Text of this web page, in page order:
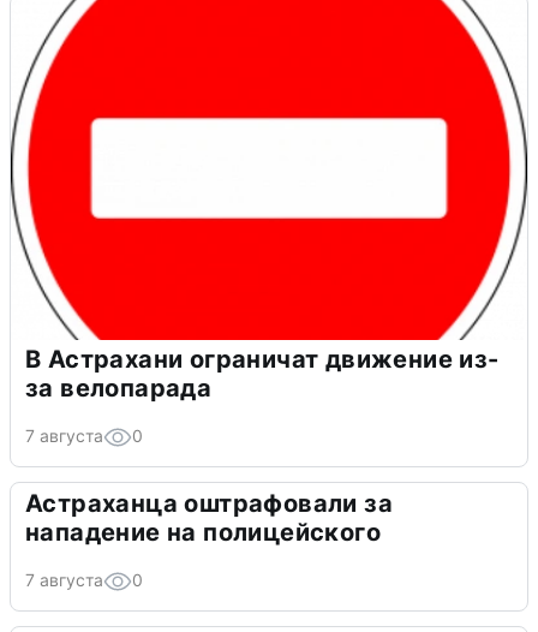
В Астрахани ограничат движение из-
за велопарада
7 августа 0
Астраханца оштрафовали за
нападение на полицейского
7 августа 0